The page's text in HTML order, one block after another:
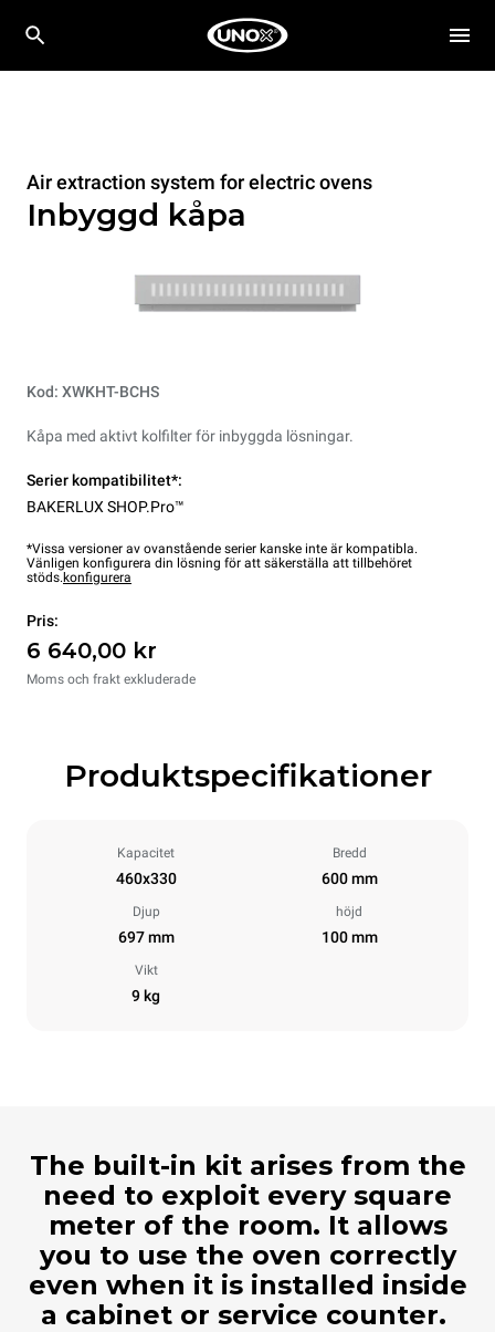
Air extraction system for electric ovens
Inbyggd kåpa
Kod: XWKHT-BCHS
Kåpa med aktivt kolfilter för inbyggda lösningar.
Serier kompatibilitet*:
BAKERLUX SHOP.Pro™
*Vissa versioner av ovanstående serier kanske inte är kompatibla.
Vänligen konfigurera din lösning för att säkerställa att tillbehöret
stöds.konfigurera
Pris:
6 640,00 kr
Moms och frakt exkluderade
Produktspecifikationer
Kapacitet
460x330
Bredd
600 mm
Djup
697 mm
höjd
100 mm
Vikt
9 kg
The built-in kit arises from the
need to exploit every square
meter of the room. It allows
you to use the oven correctly
even when it is installed inside
a cabinet or service counter.